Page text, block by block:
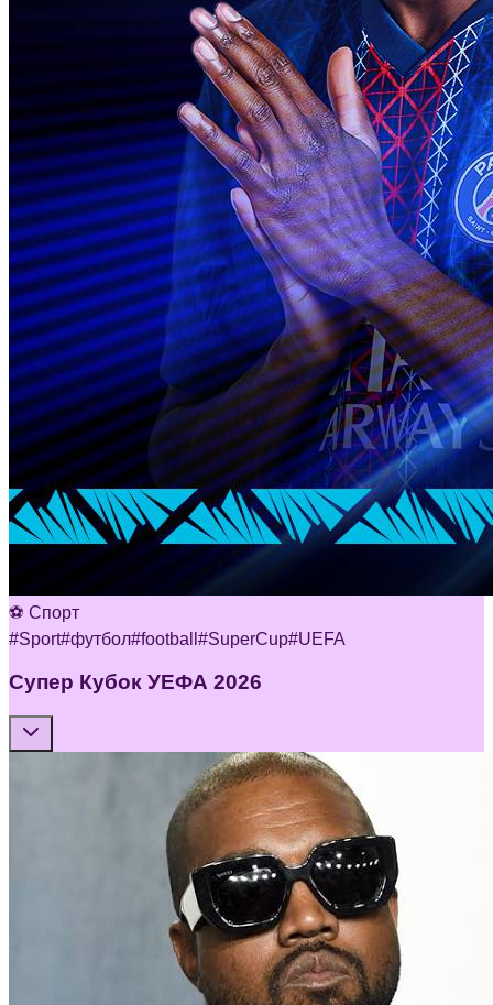
⚽ Спорт
#Sport#футбол#football #SuperCup#UEFA
Супер Кубок УЕФА 2026